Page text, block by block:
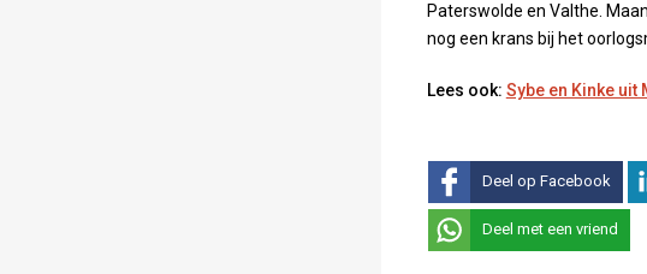
Paterswolde en Valthe.
nog een krans bij het
Lees ook: Sybe en Kinke
Deel op Facebook
Deel met een vriend